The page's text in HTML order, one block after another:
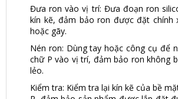
Đưa ron vào vị trí: Đưa đoạn ron
kín kẽ, đảm bảo ron được đặt chính
hoặc gãy.
Nén ron: Dùng tay hoặc công cụ để
chữ P vào vị trí, đảm bảo ron không
lẻo.
Kiểm tra: Kiểm tra lại kín kẽ của bề